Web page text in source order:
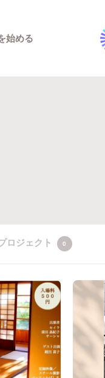
始める
ロジェクト 0